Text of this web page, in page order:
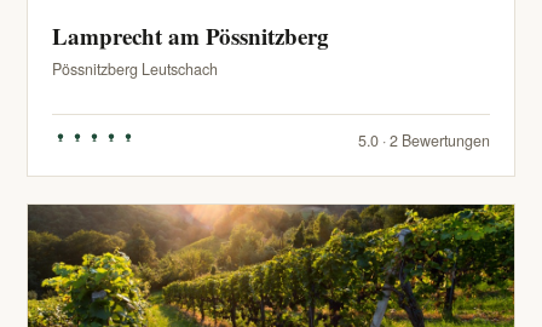
Lamprecht am Pössnitzberg
Pössnitzberg Leutschach
5.0 · 2 Bewertungen